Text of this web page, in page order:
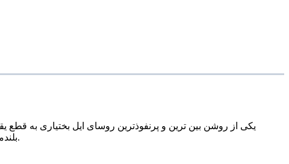
یکی از روشن بین ترین و پرنفوذترین روسای ایل بختیاری به
بلندمدت خود و برادرش (اسفندیارخان، سرداراسعداول پدربزرگ ملکه ثریا اسفندیاری) در اصفهان، دل پردردی از استبداد سیاه قاجار داشت.